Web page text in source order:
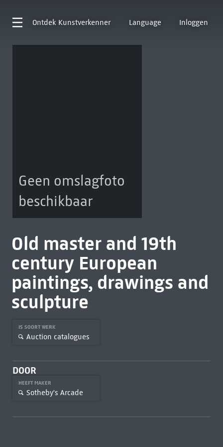
Ontdek Kunstverkenner Language Inloggen
Geen omslagfoto
beschikbaar
Old master and 19th
century European
paintings, drawings and
sculpture
IS SOORT WERK
Auction catalogues
DOOR
HEEFT MAKER
Sotheby's Arcade